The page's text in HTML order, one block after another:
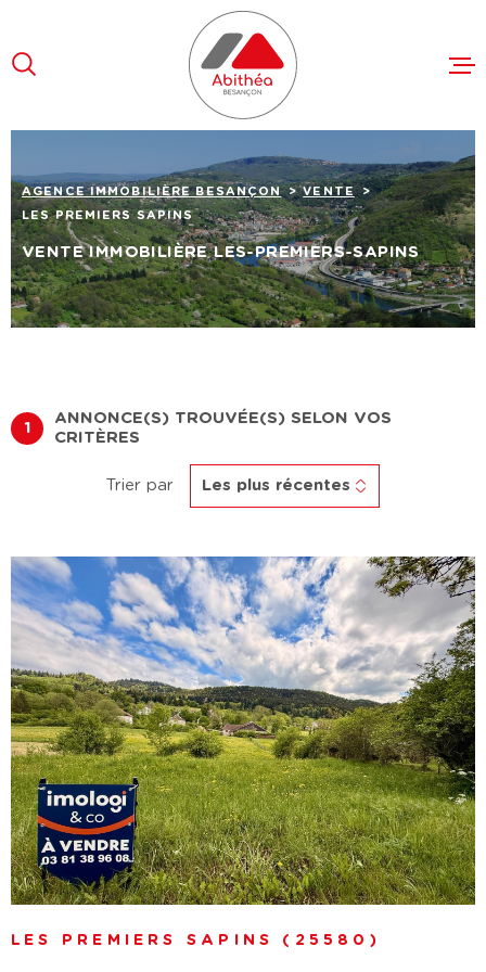
la
menu
contenu
FAIRE
L'AGENCE
CONTACT
AGENCE IMMOBILIÈRE BESANÇON
VENTE
LES PREMIERS SAPINS
VENTE IMMOBILIÈRE LES-PREMIERS-SAPINS
1
ANNONCE(S) TROUVÉE(S) SELON VOS
CRITÈRES
Trier par Les plus récentes
LES PREMIERS SAPINS (25580)
VOIR LE BIEN